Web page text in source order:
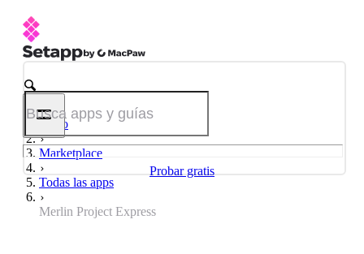
Probar gratis
Inicio
Marketplace
Todas las apps
Merlin Project Express